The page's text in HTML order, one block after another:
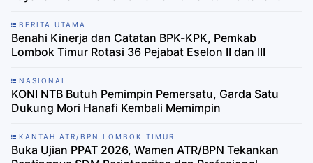
BERITA UTAMA
Benahi Kinerja dan Catatan BPK-KPK, Pemkab
Lombok Timur Rotasi 36 Pejabat Eselon II dan III
NASIONAL
KONI NTB Butuh Pemimpin Pemersatu, Garda Satu
Dukung Mori Hanafi Kembali Memimpin
KANTAH ATR/BPN LOMBOK TIMUR
Buka Ujian PPAT 2026, Wamen ATR/BPN Tekankan